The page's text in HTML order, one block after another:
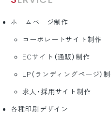
ホームページ制作
コーポレートサイト制作
ECサイト（通販）制作
LP（ランディングページ）
求人・採用サイト制作
各種印刷デザイン